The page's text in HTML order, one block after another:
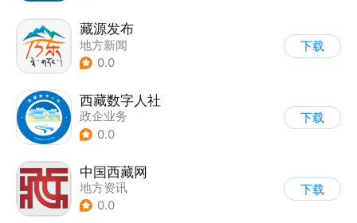
藏源发布
地方新闻
0.0
下载
西藏数字人社
政企业务
0.0
下载
中国西藏网
地方资讯
0.0
下载